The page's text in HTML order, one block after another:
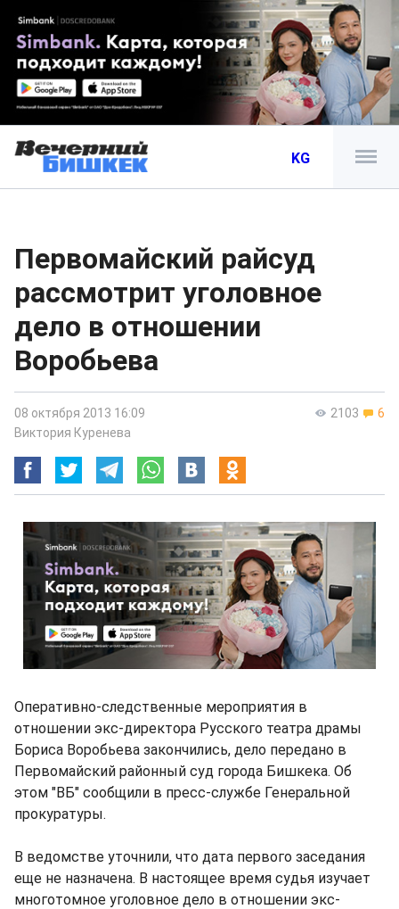
KG
Первомайский райсуд
рассмотрит уголовное
дело в отношении
Воробьева
2103 6
08 октября 2013 16:09
Виктория Куренева
Оперативно-следственные мероприятия в
отношении экс-директора Русского театра драмы
Бориса Воробьева закончились, дело передано в
Первомайский районный суд города Бишкека. Об
этом "ВБ" сообщили в пресс-службе Генеральной
прокуратуры.
В ведомстве уточнили, что дата первого заседания
еще не назначена. В настоящее время судья изучает
многотомное уголовное дело в отношении экс-